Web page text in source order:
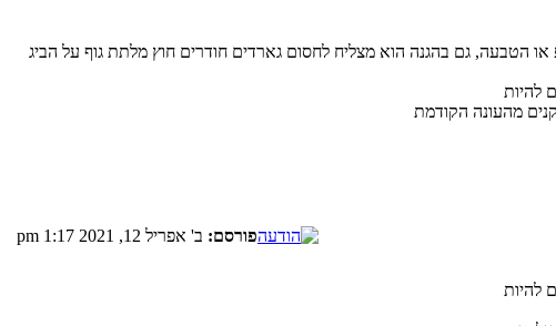
הטבעה, גם בהגנה הוא מצליח לחסום גארדים חודרים חוץ מלתת גוף על הביג
להיות
מהעונה הקודמת
פורסם: ב' אפריל 12, 2021 1:17 pm
להיות